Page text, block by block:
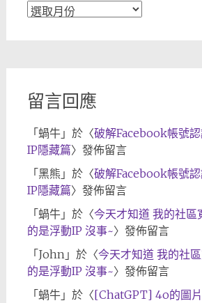
文
留言回應
「蝸牛」於〈破解Facebook帳號
IP隱藏篇〉發佈留言
「黑熊 」於〈破解Facebook帳號
IP隱藏篇〉發佈留言
「蝸牛」於〈今天才知道 我的社區
的是浮動IP 沒事~〉發佈留言
「John 」於〈今天才知道 我的社
的是浮動IP 沒事~〉發佈留言
「蝸牛」於〈[ChatGPT] 4o的圖